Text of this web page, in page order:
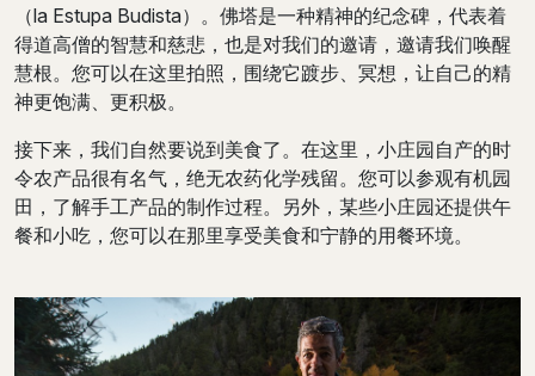
（la Estupa Budista）。佛塔是一种精神的纪念碑，代表着
得道高僧的智慧和慈悲，也是对我们的邀请，邀请我们唤醒
慧根。您可以在这里拍照，围绕它踱步、冥想，让自己的精
神更饱满、更积极。
接下来，我们自然要说到美食了。在这里，小庄园自产的时
令农产品很有名气，绝无农药化学残留。您可以参观有机园
田，了解手工产品的制作过程。另外，某些小庄园还提供午
餐和小吃，您可以在那里享受美食和宁静的用餐环境。